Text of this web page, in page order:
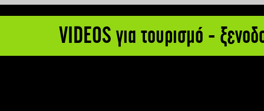
VIDEOS για τουρισμό -